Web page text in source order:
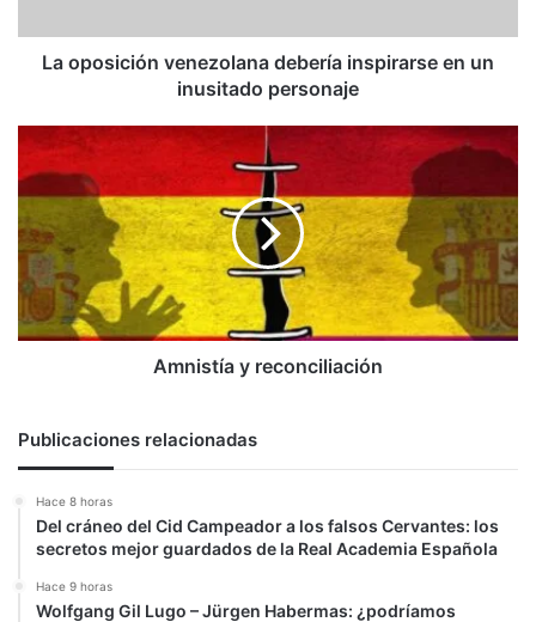
personaje
La oposición venezolana debería inspirarse en un
inusitado personaje
Amnistía
reconciliación
Amnistía y reconciliación
Publicaciones relacionadas
Hace 8 horas
Del cráneo del Cid Campeador a los falsos Cervantes: los
secretos mejor guardados de la Real Academia Española
Hace 9 horas
Wolfgang Gil Lugo – Jürgen Habermas: ¿podríamos